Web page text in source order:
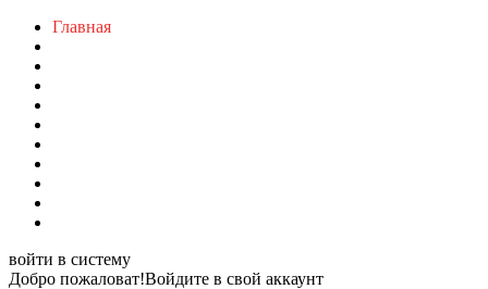
Главная
войти в систему
Добро пожаловат!Войдите в свой аккаунт